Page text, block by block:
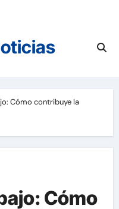
Cómo contribuye la
Cómo